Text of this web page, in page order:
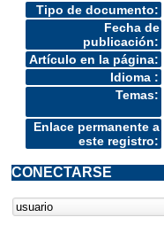
Tipo de documento:
Fecha de
publicación:
Artículo en la página:
Idioma :
Temas:
Enlace permanente a
este registro:
CONECTARSE